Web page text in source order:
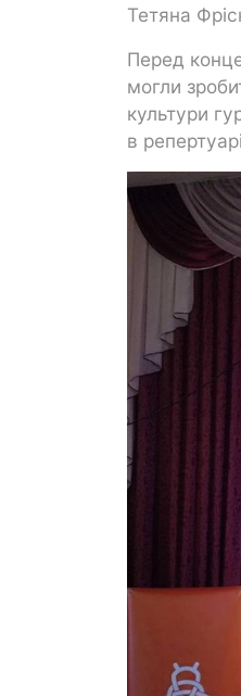
Тетяна
Перед
могли
культури
в